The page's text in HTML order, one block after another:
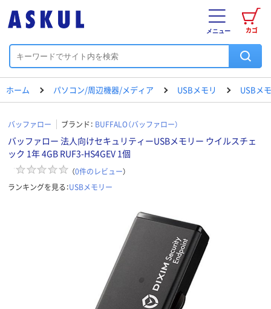
カゴ
メニュー
ホーム パソコン/周辺機器/メディア USBメモリ USBメ
バッファロー ブランド： BUFFALO（バッファロー）
バッファロー 法人向けセキュリティーUSBメモリー ウイルスチェ
ック 1年 4GB RUF3-HS4GEV 1個
（0件のレビュー）
ランキングを見る：USBメモリー